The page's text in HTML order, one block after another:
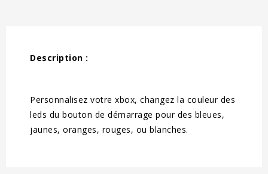
Description :
Personnalisez votre xbox, changez la couleur des
leds du bouton de démarrage pour des bleues,
jaunes, oranges, rouges, ou blanches.